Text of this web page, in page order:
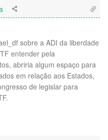
sobre a ADI da liberdade
entender pela
abriria algum espaço para
em relação aos Estados,
de legislar para